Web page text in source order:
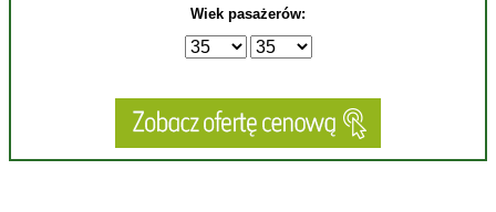
Wiek pasażerów: